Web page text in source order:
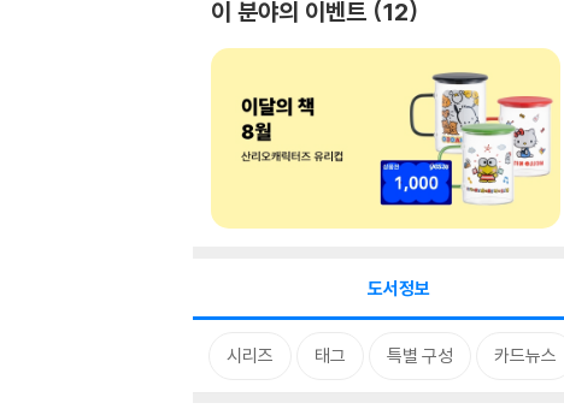
이 분야의 이벤트 12
도서정보
시리즈 태그 특별 구성 카드뉴스